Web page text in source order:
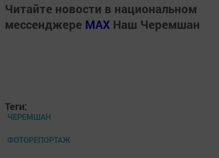
Читайте новости в национальном
мессенджере MАХ Наш Черемшан
Теги:
ЧЕРЕМШАН
ФОТОРЕПОРТАЖ